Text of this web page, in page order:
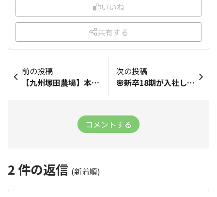
いいね
共有する
前の投稿
【九州塚田農場】本日4/2より🌸春の特選焼酎『千本桜 熟成ハマコマチ』が登場！
次の投稿
🌸新卒18期が入社しました🌸
コメントする
2 件の返信 (新着順)